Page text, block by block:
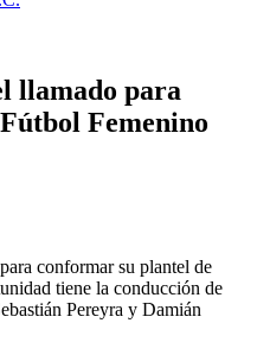
llamado para
Femenino
conformar su plantel de
tiene la conducción de
Pereyra y Damián